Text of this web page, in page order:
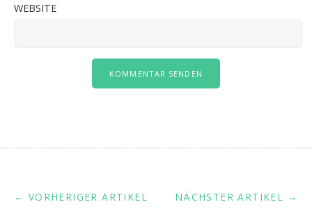
WEBSITE
NÄCHSTER ARTIKEL →
← VORHERIGER ARTIKEL